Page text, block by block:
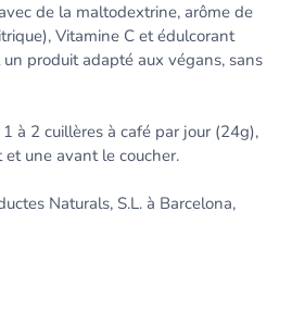
de la maltodextrine, arôme de
Vitamine C et édulcorant
produit adapté aux végans, sans
à 2 cuillères à café par jour (24g),
une avant le coucher.
Naturals, S.L. à Barcelona,